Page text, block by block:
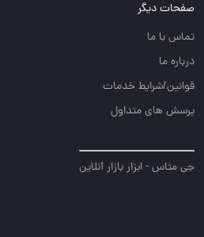
صفحات دیگر
تماس با ما
درباره ما
قوانین/شرایط خدمات
پرسش های متداول
جی متاس - ابزار بازار آنلاین